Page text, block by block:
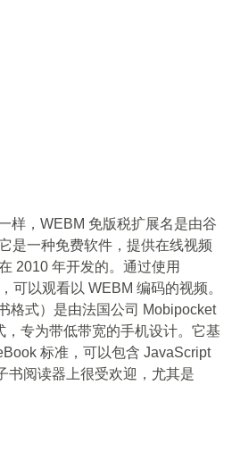
样，WEBM 免版税扩展名是由谷
是一种免费软件，提供在线视频
2010 年开发的。通过使用
可以观看以 WEBM 编码的视频。
格式）是由法国公司 Mobipocket
，专为带低带宽的手机设计。它基
标准，可以包含 JavaScript
书阅读器上很受欢迎，尤其是